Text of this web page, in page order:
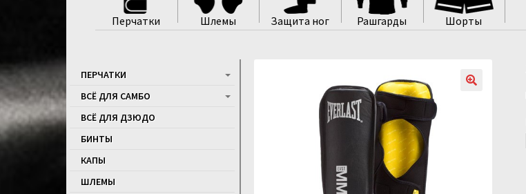
Перчатки Шлемы Защита ног Рашгарды Шорты
ПЕРЧАТКИ
ВСЁ ДЛЯ САМБО
ВСЁ ДЛЯ ДЗЮДО
БИНТЫ
КАПЫ
ШЛЕМЫ